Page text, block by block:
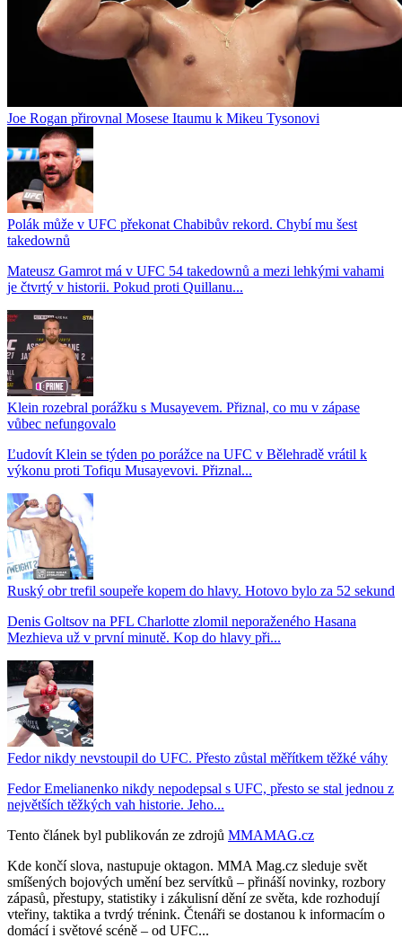
Joe Rogan přirovnal Mosese Itaumu k Mikeu Tysonovi
Polák může v UFC překonat Chabibův rekord. Chybí mu šest
takedownů
Mateusz Gamrot má v UFC 54 takedownů a mezi lehkými vahami
je čtvrtý v historii. Pokud proti Quillanu...
Klein rozebral porážku s Musayevem. Přiznal, co mu v zápase
vůbec nefungovalo
Ľudovít Klein se týden po porážce na UFC v Bělehradě vrátil k
výkonu proti Tofiqu Musayevovi. Přiznal...
Ruský obr trefil soupeře kopem do hlavy. Hotovo bylo za 52 sekund
Denis Goltsov na PFL Charlotte zlomil neporaženého Hasana
Mezhieva už v první minutě. Kop do hlavy při...
Fedor nikdy nevstoupil do UFC. Přesto zůstal měřítkem těžké váhy
Fedor Emelianenko nikdy nepodepsal s UFC, přesto se stal jednou z
největších těžkých vah historie. Jeho...
Tento článek byl publikován ze zdrojů MMAMAG.cz
Kde končí slova, nastupuje oktagon. MMA Mag.cz sleduje svět
smíšených bojových umění bez servítků – přináší novinky, rozbory
zápasů, přestupy, statistiky i zákulisní dění ze světa, kde rozhodují
vteřiny, taktika a tvrdý trénink. Čtenáři se dostanou k informacím o
domácí i světové scéně – od UFC...